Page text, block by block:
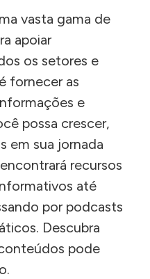
vasta gama de
apoiar
os setores e
fornecer as
e
possa crescer,
em sua jornada
recursos
até
por podcasts
Descubra
pode